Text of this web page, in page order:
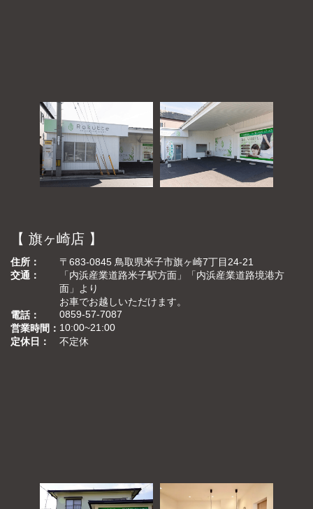
【 旗ヶ崎店 】
住所
〒683-0845 鳥取県米子市旗ヶ崎7丁目24-21
交通
「内浜産業道路米子駅方面」「内浜産業道路境港方
面」より
お車でお越しいただけます。
電話
0859-57-7087
営業時間
10:00~21:00
定休日
不定休